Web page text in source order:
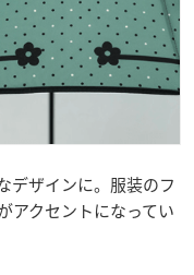
デザインに。服装のフ
アクセントになってい